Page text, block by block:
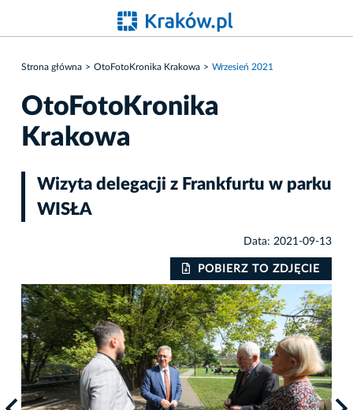
Strona główna OtoFotoKronika Krakowa Wrzesień 2021
OtoFotoKronika
Krakowa
Wizyta delegacji z Frankfurtu w parku
WISŁA
Data: 2021-09-13
POBIERZ TO ZDJĘCIE